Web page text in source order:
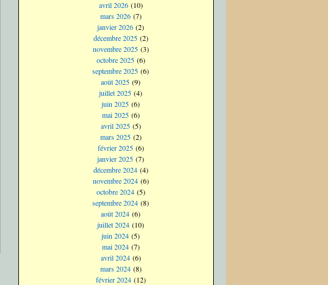
avril 2026(10)
mars 2026(7)
janvier 2026 (2)
décembre 2025(2)
novembre 2025(3)
octobre 2025(6)
septembre 2025 (6)
août 2025 (9)
juillet 2025 (4)
juin 2025 (6)
mai 2025(6)
avril 2025(5)
mars 2025(2)
février 2025(6)
janvier 2025 (7)
décembre 2024(4)
novembre 2024(6)
octobre 2024(5)
septembre 2024 (8)
août 2024 (6)
juillet 2024 (10)
juin 2024 (5)
mai 2024(7)
avril 2024(6)
mars 2024(8)
février 2024(12)